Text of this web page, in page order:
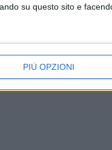
su questo sito e
PIÙ OPZIONI
atto di